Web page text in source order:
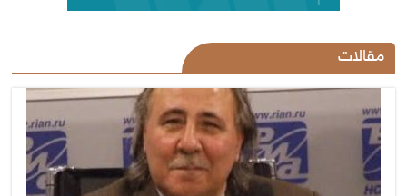
مقالات